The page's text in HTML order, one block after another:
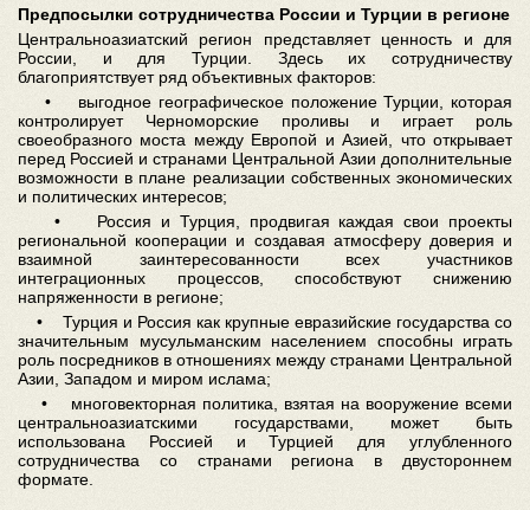
Предпосылки сотрудничества России и Турции в регионе
Центральноазиатский регион представляет ценность и для
России, и для Турции. Здесь их сотрудничеству
благоприятствует ряд объективных факторов:
• выгодное географическое положение Турции, которая
контролирует Черноморские проливы и играет роль
своеобразного моста между Европой и Азией, что открывает
перед Россией и странами Центральной Азии дополнительные
возможности в плане реализации собственных экономических
и политических интересов;
• Россия и Турция, продвигая каждая свои проекты
региональной кооперации и создавая атмосферу доверия и
взаимной заинтересованности всех участников
интеграционных процессов, способствуют снижению
напряженности в регионе;
• Турция и Россия как крупные евразийские государства со
значительным мусульманским населением способны играть
роль посредников в отношениях между странами Центральной
Азии, Западом и миром ислама;
• многовекторная политика, взятая на вооружение всеми
центральноазиатскими государствами, может быть
использована Россией и Турцией для углубленного
сотрудничества со странами региона в двустороннем
формате.